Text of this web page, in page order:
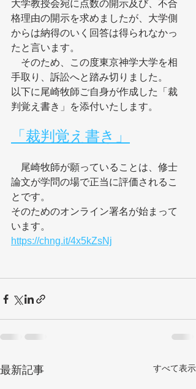
大学教授会宛に点数の開示及び、不合
格理由の開示を求めましたが、大学側
からは納得のいく回答は得られなかっ
たと言います。
そのため、この度東京神学大学を相
手取り、訴訟へと踏み切りました。
以下に尾崎牧師ご自身が作成した「裁
判覚え書き」を添付いたします。
「裁判覚え書き」
尾崎牧師が願っていることは、修士
論文が学問の場で正当に評価されるこ
とです。
そのためのオンライン署名が始まって
います。
https://chng.it/4x5kZsNj
最新記事 すべて表示